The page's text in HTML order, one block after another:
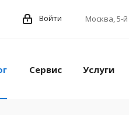
Войти Москва,5-
Сервис Услуги